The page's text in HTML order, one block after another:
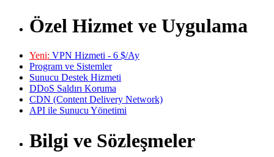
Özel Hizmet ve Uygulama
Yeni: VPN Hizmeti - 6 $/Ay
Program ve Sistemler
Sunucu Destek Hizmeti
DDoS Saldırı Koruma
CDN (Content Delivery Network)
API ile Sunucu Yönetimi
Bilgi ve Sözleşmeler